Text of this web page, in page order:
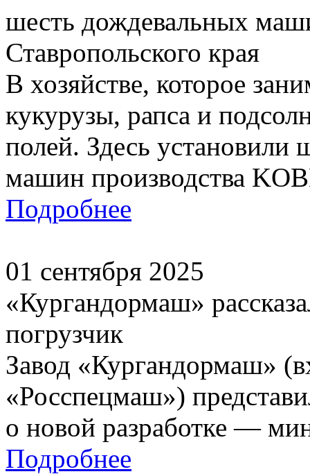
шесть дождевальных
Ставропольского края
В хозяйстве, которое
кукурузы, рапса и
полей. Здесь установили
машин производства
Подробнее
01 сентября 2025
«Кургандормаш»
погрузчик
Завод «Кургандормаш»
«Росспецмаш»)
о новой разработке —
Подробнее